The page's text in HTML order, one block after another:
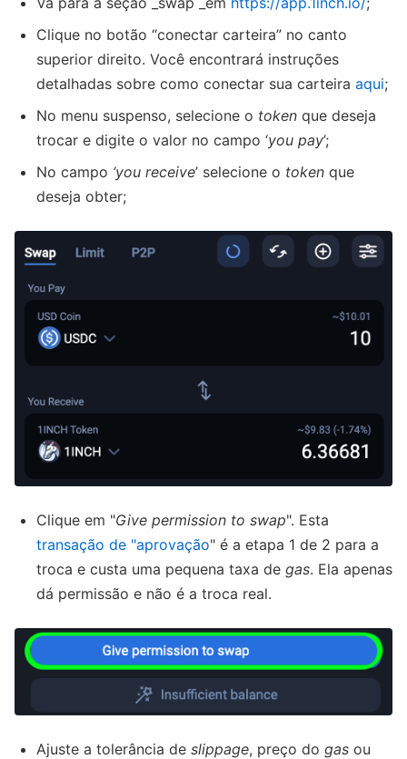
Clique no botão “conectar carteira” no canto
superior direito. Você encontrará instruções
detalhadas sobre como conectar sua carteira aqui;
No menu suspenso, selecione o token que deseja
trocar e digite o valor no campo ‘you pay’;
No campo ‘you receive’ selecione o token que
deseja obter;
Clique em "Give permission to swap". Esta
transação de "aprovação" é a etapa 1 de 2 para a
troca e custa uma pequena taxa de gas. Ela apenas
dá permissão e não é a troca real.
Ajuste a tolerância de slippage, preço do gas ou